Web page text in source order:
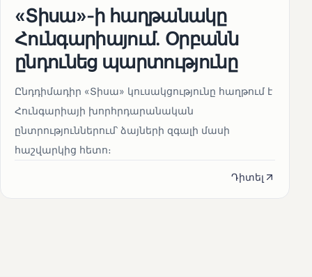
«Տիսա»-ի հաղթանակը
Հունգարիայում․ Օրբանն
ընդունեց պարտությունը
Ընդդիմադիր «Տիսա» կուսակցությունը հաղթում է
Հունգարիայի խորհրդարանական
ընտրություններում՝ ձայների զգալի մասի
հաշվարկից հետո։
Դիտել